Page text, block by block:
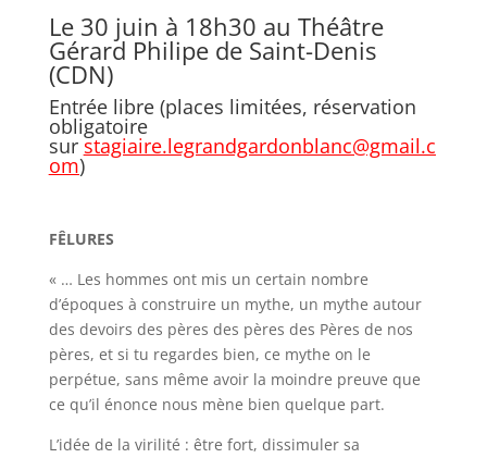
Le 30 juin à 18h30 au Théâtre
Gérard Philipe de Saint-Denis
(CDN)
Entrée libre (places limitées, réservation
obligatoire
sur stagiaire.legrandgardonblanc@gmail.c
om)
FÊLURES
« … Les hommes ont mis un certain nombre
d’époques à construire un mythe, un mythe autour
des devoirs des pères des pères des Pères de nos
pères, et si tu regardes bien, ce mythe on le
perpétue, sans même avoir la moindre preuve que
ce qu’il énonce nous mène bien quelque part.
L’idée de la virilité : être fort, dissimuler sa